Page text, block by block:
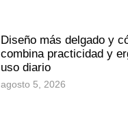
Diseño más delgado y
combina practicidad y
uso diario
agosto 5, 2026